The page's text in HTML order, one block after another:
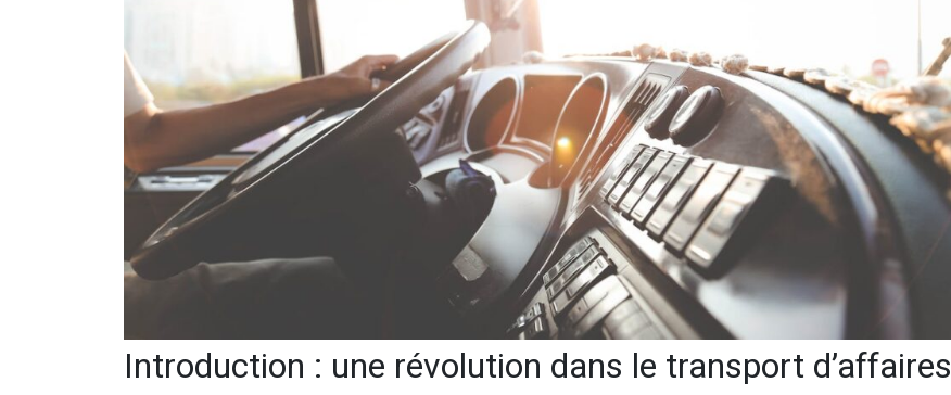
Introduction : une révolution dans le transport d’affaires